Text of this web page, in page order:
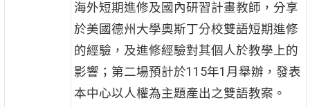
海外短期進修及國內研習計畫教師，分享
於美國德州大學奧斯丁分校雙語短期進修
的經驗，及進修經驗對其個人於教學上的
影響；第二場預計於115年1月舉辦，發表
本中心以人權為主題產出之雙語教案。